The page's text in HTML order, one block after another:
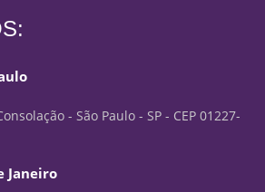
- São Paulo - SP - CEP 01227-
Janeiro